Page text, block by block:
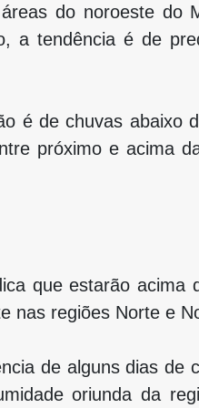
do noroeste
a tendência é de
é de chuvas abaixo
próximo e acima
que estarão
nas regiões Norte e
de alguns dias
oriunda da